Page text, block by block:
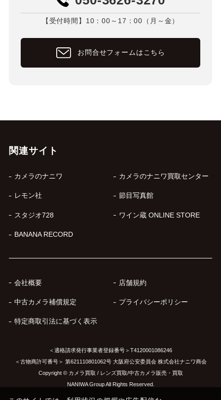
【受付時間】10：00～17：00（月～金）
お問合せフォームはこちら
関連サイト
カメラのナニワ カメラのナニワ買取センター
レモン社 節目写真館
スタジオ728 ワイン蔵 ONLINE STORE
BANANA RECORD
会社概要 店舗規約
中古カメラ補償規定 プライバシーポリシー
特定商取引法に基づく表示
＜適格請求発行事業者登録番号＞T4120001086246
＜古物商許可番号＞ 第621110801062号 大阪府公安委員会 株式会社ナニワ商会
Copyright © カメラ買取 / レンズ買取/中古カメラ販売・買取
NANIWA Group All Rights Reserved.